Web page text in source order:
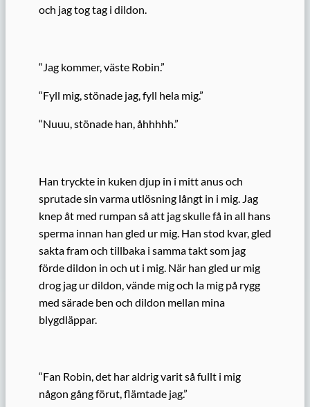
och jag tog tag i dildon.
“Jag kommer, väste Robin.”
“Fyll mig, stönade jag, fyll hela mig.”
“Nuuu, stönade han, åhhhhh.”
Han tryckte in kuken djup in i mitt anus och
sprutade sin varma utlösning långt in i mig. Jag
knep åt med rumpan så att jag skulle få in all hans
sperma innan han gled ur mig. Han stod kvar, gled
sakta fram och tillbaka i samma takt som jag
förde dildon in och ut i mig. När han gled ur mig
drog jag ur dildon, vände mig och la mig på rygg
med särade ben och dildon mellan mina
blygdläppar.
“Fan Robin, det har aldrig varit så fullt i mig
någon gång förut, flämtade jag.”